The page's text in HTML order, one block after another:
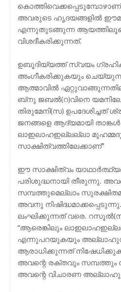
അവരുടെ ഹൃദയങ്ങളില്‍
എന്നുതുടങ്ങുന്ന
വിശദീകരിക്കുന്നത്.
ഉബൂദിയ്യത്ത് സ്വയം
അംഗീകരിക്കുകയും
ആത്മാവില്‍
ബ്‌നു ജബല്‍(റ)വിനെ
തിരുമേനി(സ) ഉപദേശിച്ചത്
ജനങ്ങളെ ആദ്യമായി താങ്കള്‍
ലാഇലാഹഇല്ലല്ലാ
സാക്ഷിത്വത്തിലേക്കാണ്”
ഈ സാക്ഷിത്വം
പരിശുദ്ധനായി തീരുന്നു.
സമ്പത്തുമെല്ലാം
അവനു
ലംഘിക്കുന്നത് വരെ.
“ആരെങ്കിലും
എന്നുപറയുകയും
ആരാധിക്കുന്നത്
അവന്റെ രക്തവും സമ്പത്തും
അവന്റെ വിചാരണ